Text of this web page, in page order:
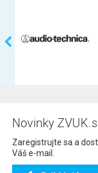
Novinky
Zaregistrujte sa a
Váš e-mail.